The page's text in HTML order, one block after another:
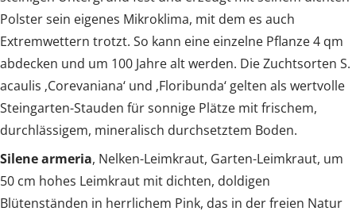
Polster sein eigenes Mikroklima, mit dem es auch
Extremwettern trotzt. So kann eine einzelne Pflanze 4 qm
abdecken und um 100 Jahre alt werden. Die Zuchtsorten S.
acaulis ‚Corevaniana‘ und ‚Floribunda‘ gelten als wertvolle
Steingarten-Stauden für sonnige Plätze mit frischem,
durchlässigem, mineralisch durchsetztem Boden.
Silene armeria, Nelken-Leimkraut, Garten-Leimkraut, um
50 cm hohes Leimkraut mit dichten, doldigen
Blütenständen in herrlichem Pink, das in der freien Natur